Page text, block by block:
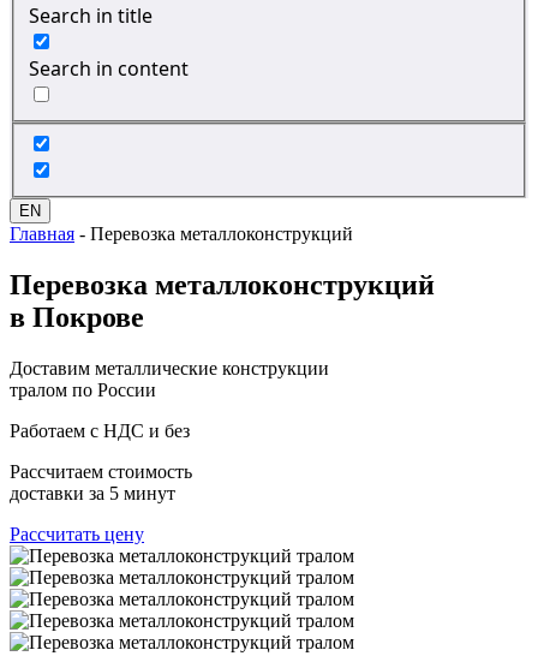
Search in title
Search in content
EN
Главная - Перевозка металлоконструкций
Перевозка металлоконструкций
в Покрове
Доставим металлические конструкции
тралом по России
Работаем с НДС и без
Рассчитаем стоимость
доставки за 5 минут
Рассчитать цену